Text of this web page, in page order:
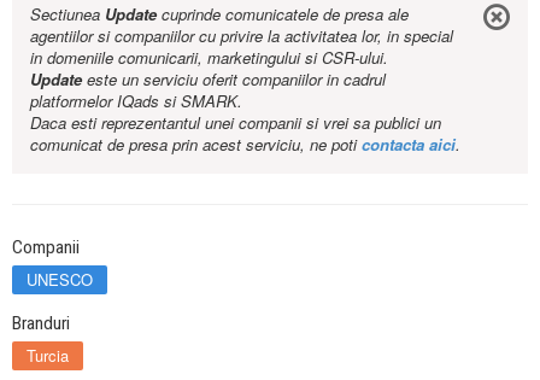
Sectiunea Updatecuprinde comunicatele de presa ale
agentiilor si companiilor cu privire la activitatea lor, in special
in domeniile comunicarii, marketingului si CSR-ului.
Updateeste un serviciu oferit companiilor in cadrul
platformelor IQads si SMARK.
Daca esti reprezentantul unei companii si vrei sa publici un
comunicat de presa prin acest serviciu, ne poticontacta aici.
Companii
UNESCO
Branduri
Turcia